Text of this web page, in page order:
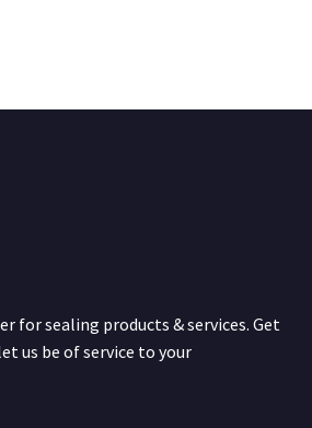
for sealing products & services. Get
us be of service to your